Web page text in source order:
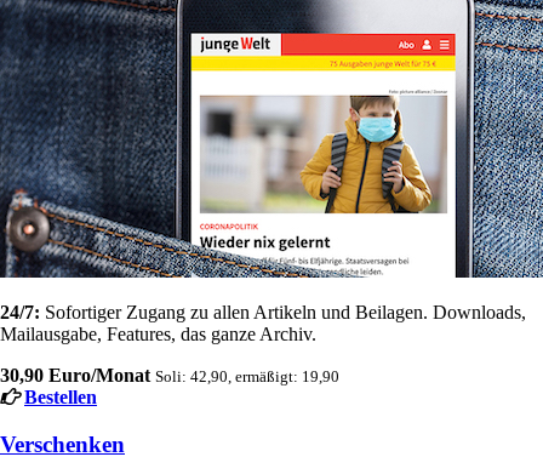
24/7: Sofortiger Zugang zu allen Artikeln und Beilagen. Downloads,
Mailausgabe, Features, das ganze Archiv.
30,90 Euro/Monat Soli: 42,90, ermäßigt: 19,90
Bestellen
Verschenken